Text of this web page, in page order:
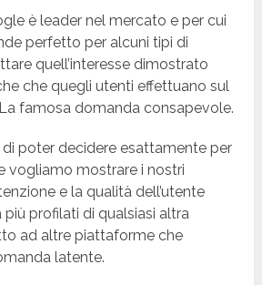
è leader nel mercato e per cui
perfetto per alcuni tipi di
quell’interesse dimostrato
che quegli utenti effettuano sul
famosa domanda consapevole.
poter decidere esattamente per
vogliamo mostrare i nostri
e la qualità dell’utente
profilati di qualsiasi altra
ad altre piattaforme che
latente.